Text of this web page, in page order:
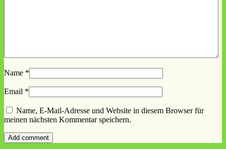
Name *
Email *
Name, E-Mail-Adresse und Website in diesem Browser für
meinen nächsten Kommentar speichern.